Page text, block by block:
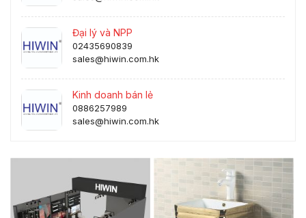
Đại lý và NPP
02435690839
sales@hiwin.com.hk
Kinh doanh bán lẻ
0886257989
sales@hiwin.com.hk